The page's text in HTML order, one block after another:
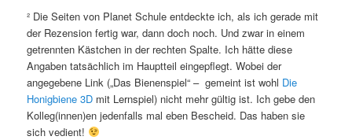
² Die Seiten von Planet Schule entdeckte ich, als ich gerade mit
der Rezension fertig war, dann doch noch. Und zwar in einem
getrennten Kästchen in der rechten Spalte. Ich hätte diese
Angaben tatsächlich im Hauptteil eingepflegt. Wobei der
angegebene Link („Das Bienenspiel“ – gemeint ist wohl Die
Honigbiene 3D mit Lernspiel) nicht mehr gültig ist. Ich gebe den
Kolleg(innen)en jedenfalls mal eben Bescheid. Das haben sie
sich vedient!